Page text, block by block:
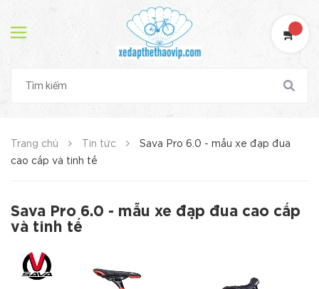
Trang chủ Tin tức
Sava Pro 6.0 - mẫu xe đạp đua
cao cấp và tinh tế
Sava Pro 6.0 - mẫu xe đạp đua cao cấp
và tinh tế